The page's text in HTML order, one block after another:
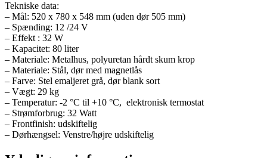
Tekniske data:
– Mål: 520 x 780 x 548 mm (uden dør 505 mm)
– Spænding: 12 /24 V
– Effekt : 32 W
– Kapacitet: 80 liter
– Materiale: Metalhus, polyuretan hårdt skum krop
– Materiale: Stål, dør med magnetlås
– Farve: Stel emaljeret grå, dør blank sort
– Vægt: 29 kg
– Temperatur: -2 °C til +10 °C, elektronisk termostat
– Strømforbrug: 32 Watt
– Frontfinish: udskiftelig
– Dørhængsel: Venstre/højre udskiftelig